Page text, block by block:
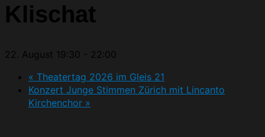
Klischat
22. August 19:30
22:00
« Theatertag 2026 im Gleis 21
Konzert Junge Stimmen Zürich mit Lincanto
Kirchenchor »